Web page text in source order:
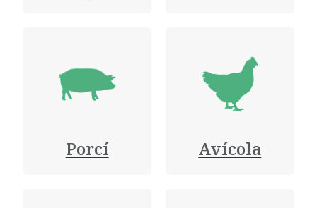
Porcí Avícola